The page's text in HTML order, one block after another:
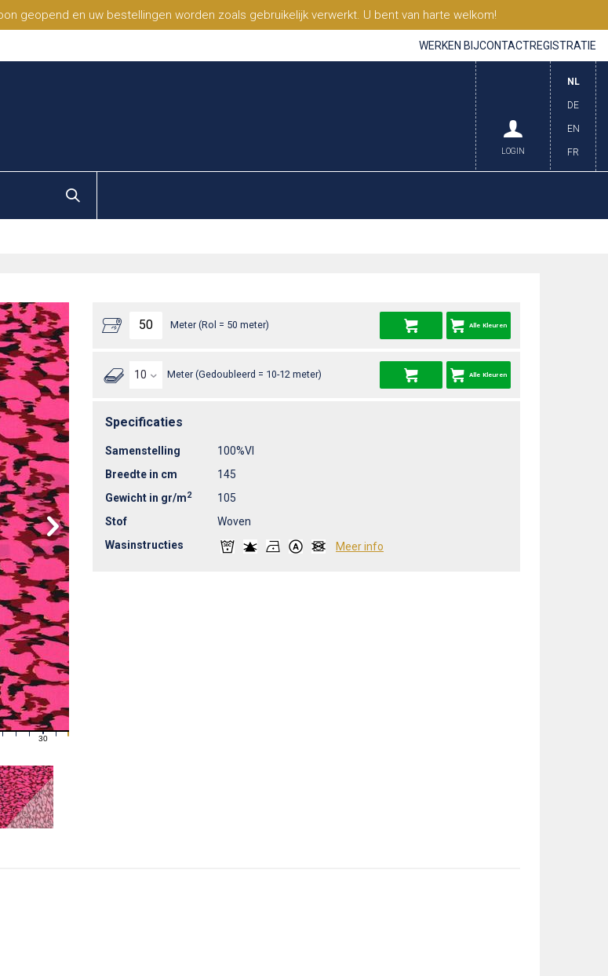
geopend en uw bestellingen worden zoals gebruikelijk verwerkt. U bent van harte welkom!
WERKEN BIJCONTACTREGISTRATIE
NL
DE
EN
FR
LOGIN
28 29 30 31
Meter (Rol = 50 meter) Alle Kleuren
Meter (Gedoubleerd = 10-12 meter) Alle Kleuren
Specificaties
Samenstelling
100%VI
Breedte in cm
145
Gewicht in gr/m2
105
Stof
Woven
Wasinstructies
Meer info